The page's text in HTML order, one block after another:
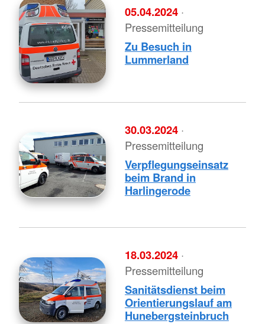
05.04.2024 ·
Pressemitteilung
Zu Besuch in
Lummerland
30.03.2024 ·
Pressemitteilung
Verpflegungseinsatz
beim Brand in
Harlingerode
18.03.2024 ·
Pressemitteilung
Sanitätsdienst beim
Orientierungslauf am
Hunebergsteinbruch